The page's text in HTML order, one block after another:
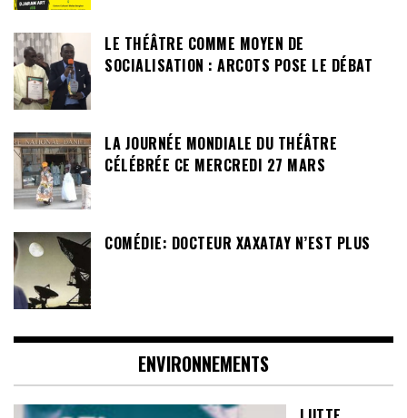
LE THÉÂTRE COMME MOYEN DE
SOCIALISATION : ARCOTS POSE LE DÉBAT
LA JOURNÉE MONDIALE DU THÉÂTRE
CÉLÉBRÉE CE MERCREDI 27 MARS
COMÉDIE: DOCTEUR XAXATAY N’EST PLUS
ENVIRONNEMENTS